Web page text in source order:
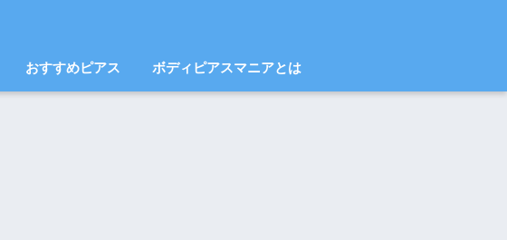
おすすめピアス ボディピアスマニアとは